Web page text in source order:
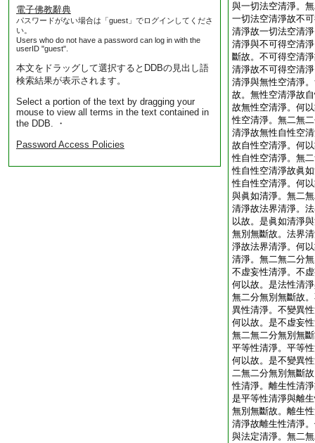
電子佛教辭典
パスワードがない場合は「guest」でログインしてくださ
い。
Users who do not have a password can log in with the
userID "guest".
本文をドラッグして選択するとDDBの見出し語
検索結果が表示されます。
Select a portion of the text by dragging your
mouse to view all terms in the text contained in
the DDB. ・
Password Access Policies
與一切法空清淨。
一切法空清淨故不
清淨故一切法空清
清淨與不可得空清
斷故。不可得空清
清淨故不可得空清
清淨與無性空清淨
故。無性空清淨故
故無性空清淨。何
性空清淨。無二無
清淨故無性自性空
故自性空清淨。何
性自性空清淨。無
性自性空清淨故眞
性自性空清淨。何
與眞如清淨。無二
清淨故法界清淨。
以故。是眞如清淨
無別無斷故。法界
淨故法界清淨。何
清淨。無二無二分
不虚妄性清淨。不
何以故。是法性清
無二分無別無斷故
異性清淨。不變異
何以故。是不虚妄
無二無二分無別無
平等性清淨。平等
何以故。是不變異
二無二分無別無斷
性清淨。離生性清
是平等性清淨與離
無別無斷故。離生
清淨故離生性清淨
與法定清淨。無二